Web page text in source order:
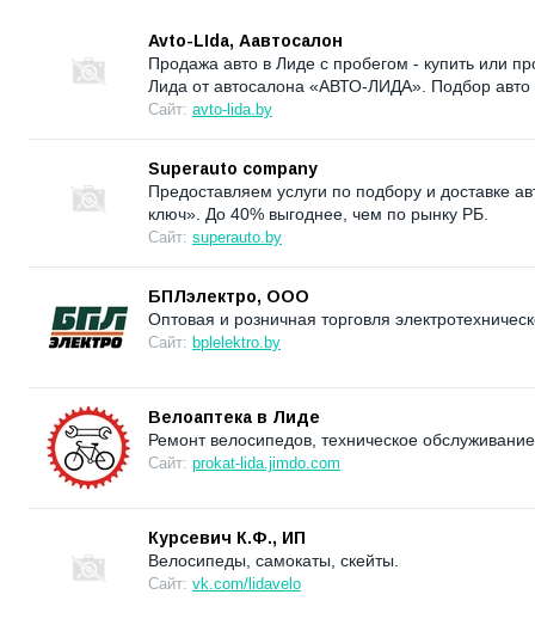
Avto-LIda, Аавтосалон
Продажа авто в Лиде с пробегом - купить или
Лида от автосалона «АВТО-ЛИДА». Подбор
Сайт: avto-lida.by
Superauto сompany
Предоставляем услуги по подбору и доставке
ключ». До 40% выгоднее, чем по рынку РБ.
Сайт: superauto.by
БПЛэлектро, ООО
Оптовая и розничная торговля
Сайт: bplelektro.by
Велоаптека в Лиде
Ремонт велосипедов, техническое
Сайт: prokat-lida.jimdo.com
Курсевич К.Ф., ИП
Велосипеды, самокаты, скейты.
Сайт: vk.com/lidavelo